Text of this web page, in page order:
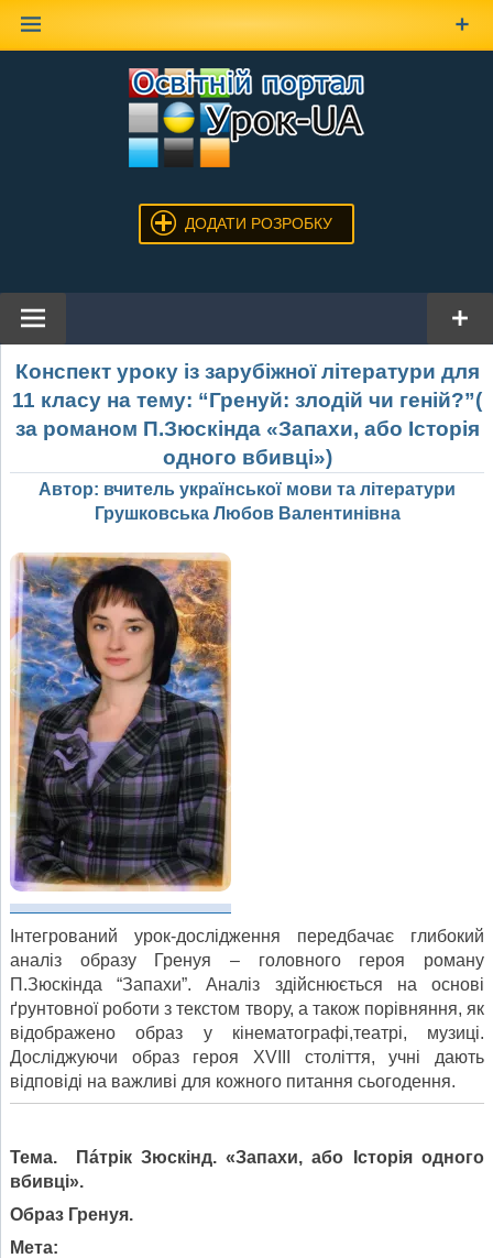
ДОДАТИ РОЗРОБКУ
Конспект уроку із зарубіжної літератури для
11 класу на тему: “Гренуй: злодій чи геній?”(
за романом П.Зюскінда «Запахи, або Історія
одного вбивці»)
Автор: вчитель української мови та літератури
Грушковська Любов Валентинівна
Інтегрований урок-дослідження передбачає глибокий
аналіз образу Гренуя – головного героя роману
П.Зюскінда “Запахи”. Аналіз здійснюється на основі
ґрунтовної роботи з текстом твору, а також порівняння, як
відображено образ у кінематографі,театрі, музиці.
Досліджуючи образ героя XVIII століття, учні дають
відповіді на важливі для кожного питання сьогодення.
Тема. Пáтрік Зюскінд. «Запахи, або Історія одного
вбивці».
Образ Гренуя.
Мета: